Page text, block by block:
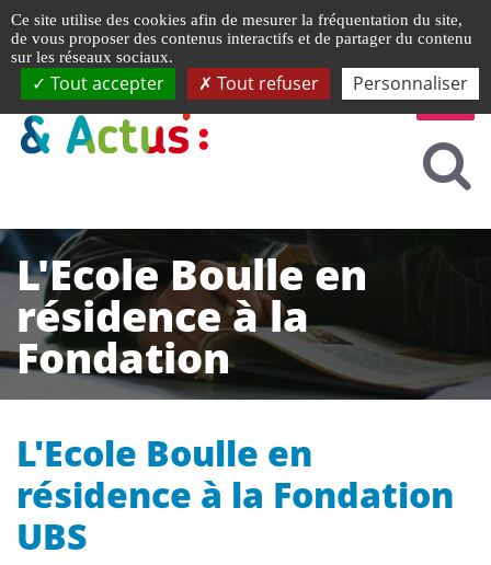
L'Ecole Boulle en
résidence à la
Fondation
L'Ecole Boulle en
résidence à la Fondation
UBS
Ce site utilise des cookies afin de mesurer la fréquentation du site,
de vous proposer des contenus interactifs et de partager du contenu
sur les réseaux sociaux.
Tout accepter Tout refuser Personnaliser